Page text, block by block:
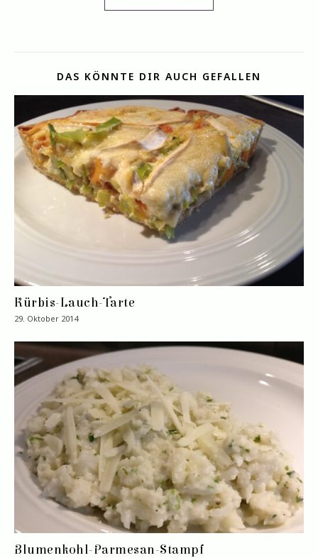
DAS KÖNNTE DIR AUCH GEFALLEN
Kürbis-Lauch-Tarte
29. Oktober 2014
Blumenkohl-Parmesan-Stampf